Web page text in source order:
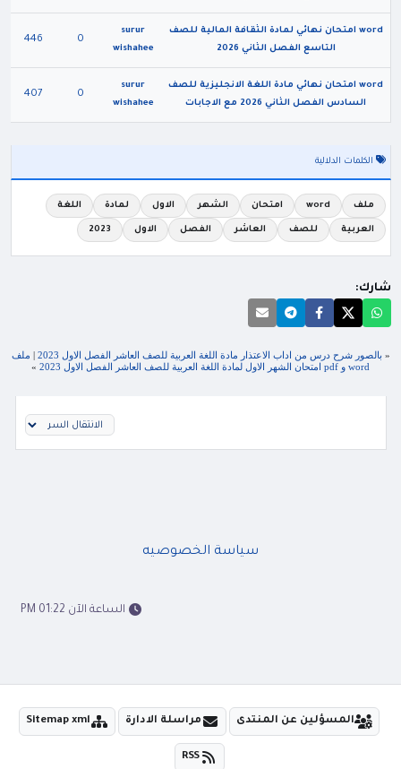
word امتحان نهائي لمادة الثقافة المالية للصف
التاسع الفصل الثاني 2026
surur
wishahee
0
446
word امتحان نهائي مادة اللغة الانجليزية للصف
السادس الفصل الثاني 2026 مع الاجابات
surur
wishahee
0
407
الكلمات الدلالية
ملف word امتحان الشهر الاول لمادة اللغة
العربية للصف العاشر الفصل الاول 2023
شارك:
« بالصور شرح درس من اداب الاعتذار مادة اللغة العربية للصف العاشر الفصل الاول 2023 | ملف
word و pdf امتحان الشهر الاول لمادة اللغة العربية للصف العاشر الفصل الاول 2023
»
سياسة الخصوصيه
الساعة الآن 01:22 PM
المسؤلين عن المنتدى مراسلة الادارة Sitemap xml
RSS